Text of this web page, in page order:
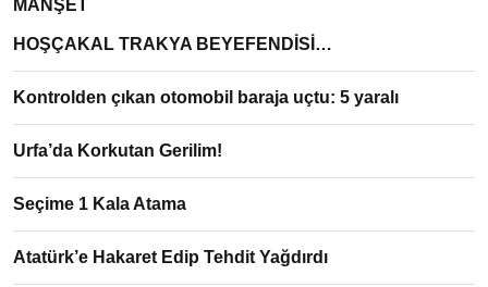
MANŞET
HOŞÇAKAL TRAKYA BEYEFENDİSİ…
Kontrolden çıkan otomobil baraja uçtu: 5 yaralı
Urfa’da Korkutan Gerilim!
Seçime 1 Kala Atama
Atatürk’e Hakaret Edip Tehdit Yağdırdı